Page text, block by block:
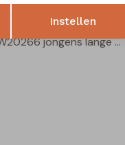
506329B W20266 jongens lange broek Denim black
Opslaan
Instellen